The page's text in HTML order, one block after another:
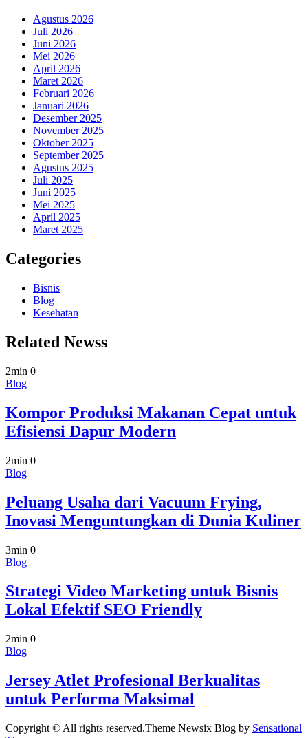
Agustus 2026
Juli 2026
Juni 2026
Mei 2026
April 2026
Maret 2026
Februari 2026
Januari 2026
Desember 2025
November 2025
Oktober 2025
September 2025
Agustus 2025
Juli 2025
Juni 2025
Mei 2025
April 2025
Maret 2025
Categories
Bisnis
Blog
Kesehatan
Related Newss
2min 0
Blog
Kompor Produksi Makanan Cepat untuk
Efisiensi Dapur Modern
2min 0
Blog
Peluang Usaha dari Vacuum Frying,
Inovasi Menguntungkan di Dunia Kuliner
3min 0
Blog
Strategi Video Marketing untuk Bisnis
Lokal Efektif SEO Friendly
2min 0
Blog
Jersey Atlet Profesional Berkualitas
untuk Performa Maksimal
Copyright © All rights reserved.Theme Newsix Blog by Sensational